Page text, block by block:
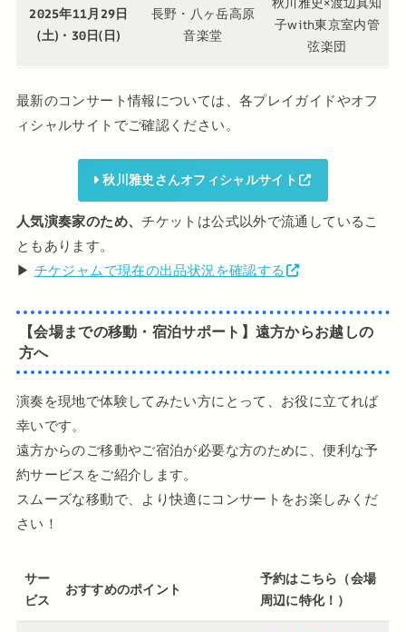
2025年11月29日
(土)・30日(日)
長野・八ヶ岳高原
音楽堂
子with東京室内管
弦楽団
最新のコンサート情報については、各プレイガイドやオフ
ィシャルサイトでご確認ください。
秋川雅史さんオフィシャルサイト
人気演奏家のため、チケットは公式以外で流通しているこ
ともあります。
▶︎ チケジャムで現在の出品状況を確認する
【会場までの移動・宿泊サポート】遠方からお越しの
方へ
演奏を現地で体験してみたい方にとって、お役に立てれば
幸いです。
遠方からのご移動やご宿泊が必要な方のために、便利な予
約サービスをご紹介します。
スムーズな移動で、より快適にコンサートをお楽しみくだ
さい！
サー
ビス
おすすめのポイント
予約はこちら（会場
周辺に特化！）